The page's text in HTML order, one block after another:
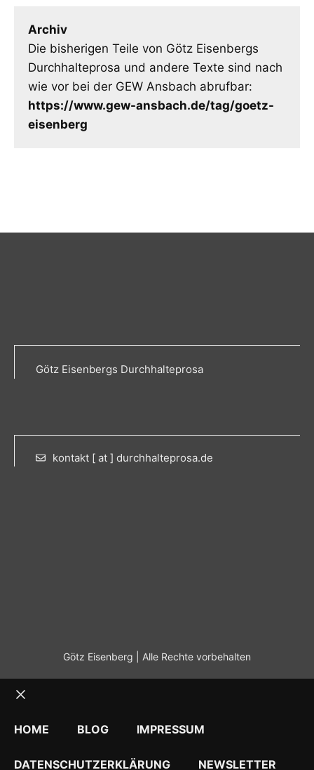
Archiv
Die bisherigen Teile von Götz Eisenbergs
Durchhalteprosa und andere Texte sind nach
wie vor bei der GEW Ansbach abrufbar:
https://www.gew-ansbach.de/tag/goetz-
eisenberg
Götz Eisenbergs Durchhalteprosa
kontakt [ at ] durchhalteprosa.de
Götz Eisenberg | Alle Rechte vorbehalten
HOME
BLOG IMPRESSUM
DATENSCHUTZERKLÄRUNG NEWSLETTER